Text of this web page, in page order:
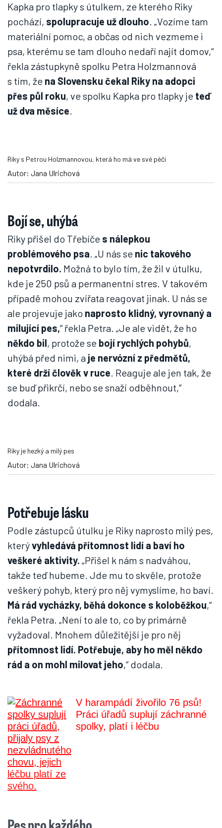
Kapka pro tlapky s útulkem, ze kterého Riky
pochází, spolupracuje už dlouho. „Vozíme tam
materiální pomoc, a občas od nich vezmeme i
psa, kterému se tam dlouho nedaří najít domov,“
řekla zástupkyně spolku Petra Holzmannová
s tím, že na Slovensku čekal Riky na adopci
přes půl roku, ve spolku Kapka pro tlapky je teď
už dva měsíce.
Riky s Petrou Holzmannovou, která ho má ve své péči
Autor: Jana Ulrichová
Bojí se, uhýbá
Riky přišel do Třebíče s nálepkou
problémového psa. „U nás se nic takového
nepotvrdilo. Možná to bylo tím, že žil v útulku,
kde je 250 psů a permanentní stres. V takovém
případě mohou zvířata reagovat jinak. U nás se
ale projevuje jako naprosto klidný, vyrovnaný a
milující pes,“ řekla Petra. „Je ale vidět, že ho
někdo bil, protože se bojí rychlých pohybů,
uhýbá před nimi, a je nervózní z předmětů,
které drží člověk v ruce. Reaguje ale jen tak, že
se buď přikrčí, nebo se snaží odběhnout,“
dodala.
Riky je hezký a milý pes
Autor: Jana Ulrichová
Potřebuje lásku
Podle zástupců útulku je Riky naprosto milý pes,
kterývyhledává přítomnost lidí a baví ho
veškeré aktivity. „Přišel k nám s nadváhou,
takže teď hubeme. Jde mu to skvěle, protože
veškerý pohyb, který pro něj vymyslíme, ho baví.
Má rád vycházky, běhá dokonce s koloběžkou,“
řekla Petra. „Není to ale to, co by primárně
vyžadoval. Mnohem důležitější je pro něj
přítomnost lidí. Potřebuje, aby ho měl někdo
rád a on mohl milovat jeho,“ dodala.
V harampádí živořilo 76 psů!
Práci úřadů suplují záchranné
spolky, platí i léčbu